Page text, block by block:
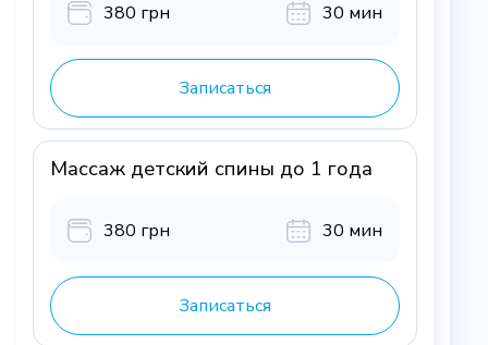
380 грн 30 мин
Записаться
Массаж детский спины до 1 года
380 грн 30 мин
Записаться